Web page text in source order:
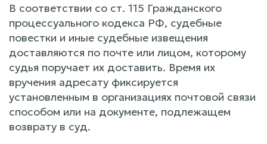
В соответствии со ст. 115 Гражданского
процессуального кодекса РФ, судебные
повестки и иные судебные извещения
доставляются по почте или лицом, которому
судья поручает их доставить. Время их
вручения адресату фиксируется
установленным в организациях почтовой связи
способом или на документе, подлежащем
возврату в суд.